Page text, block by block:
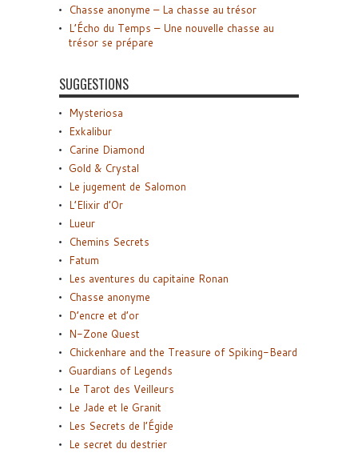
Chasse anonyme – La chasse au trésor
L’Écho du Temps – Une nouvelle chasse au
trésor se prépare
SUGGESTIONS
Mysteriosa
Exkalibur
Carine Diamond
Gold & Crystal
Le jugement de Salomon
L’Elixir d’Or
Lueur
Chemins Secrets
Fatum
Les aventures du capitaine Ronan
Chasse anonyme
D’encre et d’or
N-Zone Quest
Chickenhare and the Treasure of Spiking-Beard
Guardians of Legends
Le Tarot des Veilleurs
Le Jade et le Granit
Les Secrets de l’Égide
Le secret du destrier